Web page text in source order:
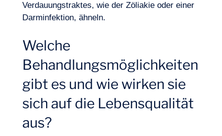
Verdauungstraktes, wie der Zöliakie oder einer
Darminfektion, ähneln.
Welche
Behandlungsmöglichkeiten
gibt es und wie wirken sie
sich auf die Lebensqualität
aus?